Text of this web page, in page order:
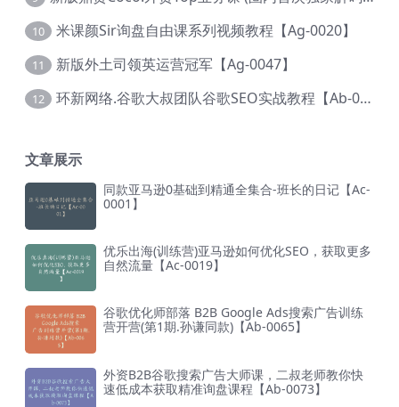
10 米课颜Sir询盘自由课系列视频教程【Ag-0020】
11 新版外土司领英运营冠军【Ag-0047】
12 环新网络.谷歌大叔团队谷歌SEO实战教程【Ab-0024】
文章展示
同款亚马逊0基础到精通全集合-班长的日记【Ac-
0001】
优乐出海(训练营)亚马逊如何优化SEO，获取更多
自然流量【Ac-0019】
谷歌优化师部落 B2B Google Ads搜索广告训练
营开营(第1期.孙谦同款)【Ab-0065】
外资B2B谷歌搜索广告大师课，二叔老师教你快
速低成本获取精准询盘课程【Ab-0073】